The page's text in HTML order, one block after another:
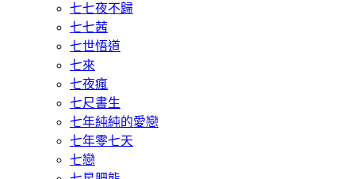
七七夜不歸
七七茜
七世悟道
七來
七夜瘋
七尺書生
七年純純的愛戀
七年零七天
七戀